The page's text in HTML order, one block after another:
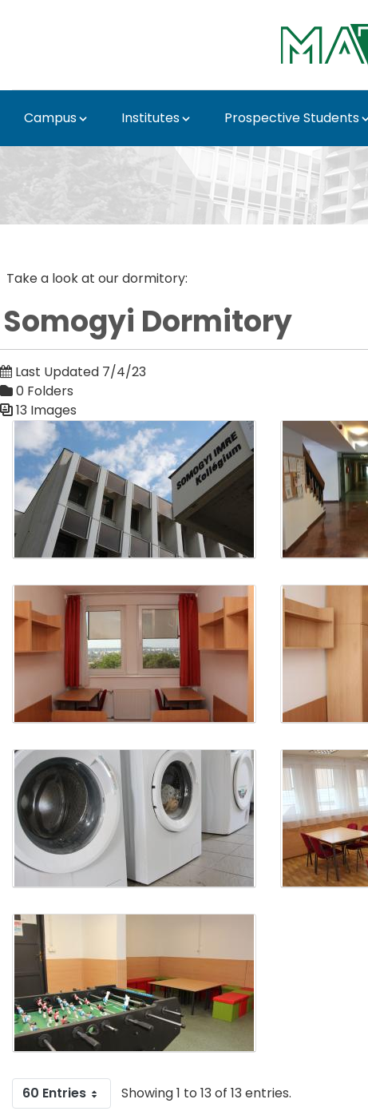
Campus Institutes Prospective Students
Somogyi Dormitory -
Take a look at our dormitory:
Somogyi Dormitory
Last Updated 7/4/23
0 Folders
13 Images
Media Gallery
60 Entries Showing 1 to 13 of 13 entries.